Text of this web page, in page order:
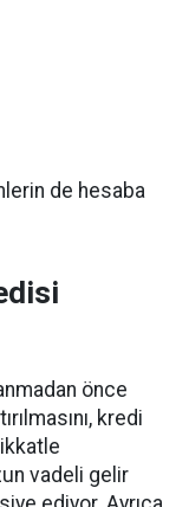
de hesaba
önce
kredi
vadeli gelir